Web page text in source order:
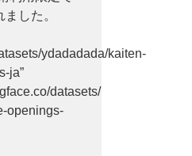
した。
ydadadada/kaiten-
ja”
datasets/
openings-